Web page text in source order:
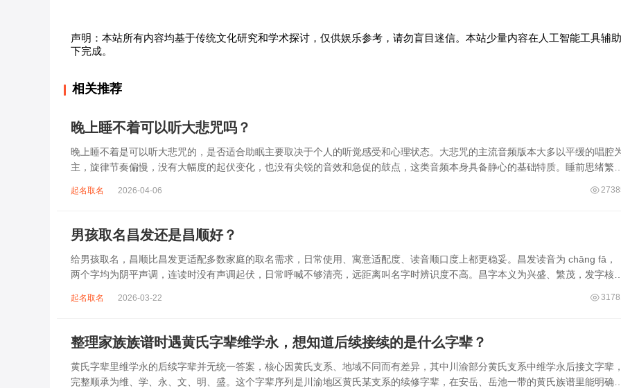
声明：本站所有内容均基于传统文化研究和学术探讨，仅供娱乐参考，请勿盲目迷信。本站少量内容在人工智能工具辅助
下完成。
相关推荐
晚上睡不着可以听大悲咒吗？
晚上睡不着是可以听大悲咒的，是否适合助眠主要取决于个人的听觉感受和心理状态。大悲咒的主流音频版本大多以平缓的唱腔
主，旋律节奏偏慢，没有大幅度的起伏变化，也没有尖锐的音效和急促的鼓点，这类音频本身具备静心的基础特质。睡前思绪繁
起名取名 2026-04-06
男孩取名昌发还是昌顺好？
给男孩取名，昌顺比昌发更适配多数家庭的取名需求，日常使用、寓意适配度、读音顺口度上都更稳妥。昌发读音为 chāng fā，
两个字均为阴平声调，连读时没有声调起伏，日常呼喊不够清亮，远距离叫名字时辨识度不高。昌字本义为兴盛、繁茂，发字核
起名取名 2026-03-22
整理家族族谱时遇黄氏字辈维学永，想知道后续接续的是什么字辈？
黄氏字辈里维学永的后续字辈并无统一答案，核心因黄氏支系、地域不同而有差异，其中川渝部分黄氏支系中维学永后接文字辈
完整顺承为维、学、永、文、明、盛。这个字辈序列是川渝地区黄氏某支系的续修字辈，在安岳、岳池一带的黄氏族谱里能明确